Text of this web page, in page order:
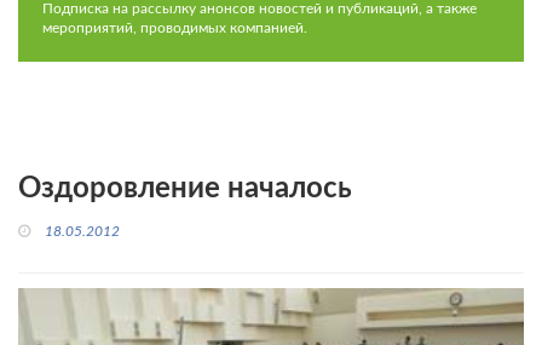
Подписка на рассылку анонсов новостей и публикаций, а также
мероприятий, проводимых компанией.
Оздоровление началось
18.05.2012